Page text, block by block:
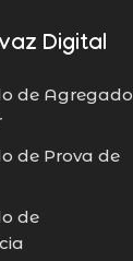
Digital
de Agregado
de Prova de
de